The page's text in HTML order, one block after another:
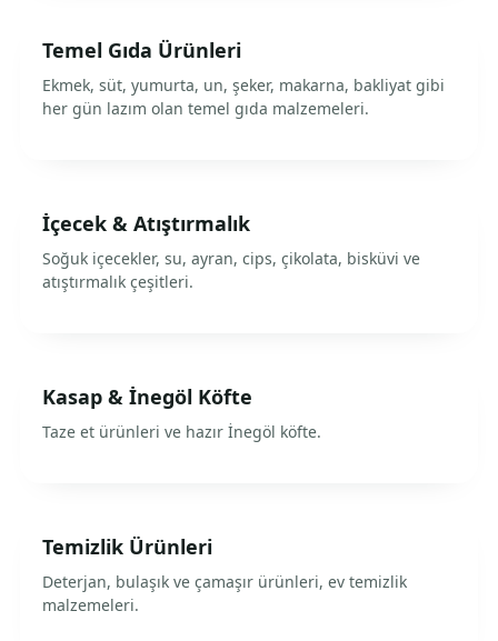
Temel Gıda Ürünleri
Ekmek, süt, yumurta, un, şeker, makarna, bakliyat gibi
her gün lazım olan temel gıda malzemeleri.
İçecek & Atıştırmalık
Soğuk içecekler, su, ayran, cips, çikolata, bisküvi ve
atıştırmalık çeşitleri.
Kasap & İnegöl Köfte
Taze et ürünleri ve hazır İnegöl köfte.
Temizlik Ürünleri
Deterjan, bulaşık ve çamaşır ürünleri, ev temizlik
malzemeleri.